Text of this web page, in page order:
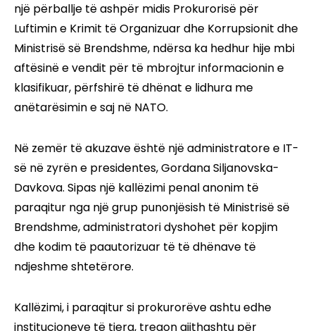
një përballje të ashpër midis Prokurorisë për
Luftimin e Krimit të Organizuar dhe Korrupsionit dhe
Ministrisë së Brendshme, ndërsa ka hedhur hije mbi
aftësinë e vendit për të mbrojtur informacionin e
klasifikuar, përfshirë të dhënat e lidhura me
anëtarësimin e saj në NATO.
Në zemër të akuzave është një administratore e IT-
së në zyrën e presidentes, Gordana Siljanovska-
Davkova. Sipas një kallëzimi penal anonim të
paraqitur nga një grup punonjësish të Ministrisë së
Brendshme, administratori dyshohet për kopjim
dhe kodim të paautorizuar të të dhënave të
ndjeshme shtetërore.
Kallëzimi, i paraqitur si prokurorëve ashtu edhe
institucioneve të tjera, tregon gjithashtu për